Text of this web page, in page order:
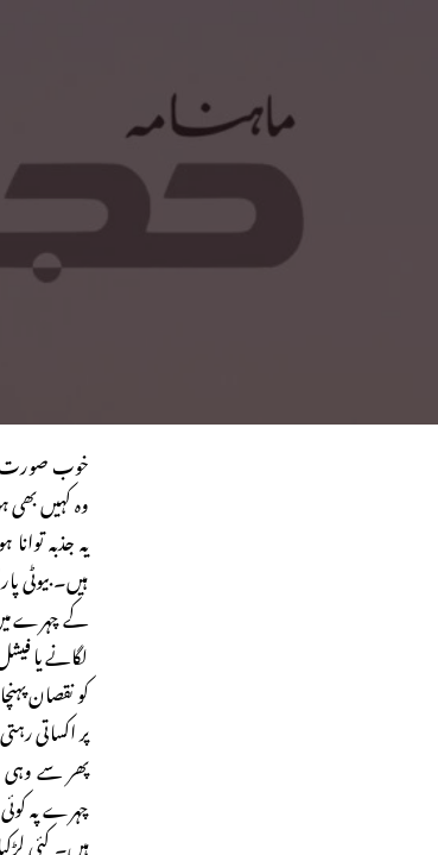
خوب صورت
وہ کہیں
یہ جذبہ
ہیں۔ بیوٹی
کے چہرے میں
لگانے یا
کو نقصان
پر اکساتی
پھر سے وہی
چہرے پہ
ہیں۔ کئی